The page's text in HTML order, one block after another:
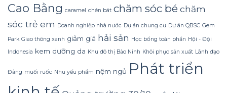
tiền?
Sữa
Tắm
Gội
Gừng
Konus
Cao Bằng caramel chén bát chăm sóc bé chăm
sóc trẻ em Doanh nghiệp nhà nước Dự án chung cư Dự án QBSC Gem
Park Giao thông xanh giảm giá hải sản Học bổng toàn phần Hội - Đội
Indonesia kem dưỡng da Khu đô thị Bảo Ninh Khôi phục sản xuất Lãnh đạo
Đảng muối ruốc Nhu yếu phẩm nệm ngủ Phát triển